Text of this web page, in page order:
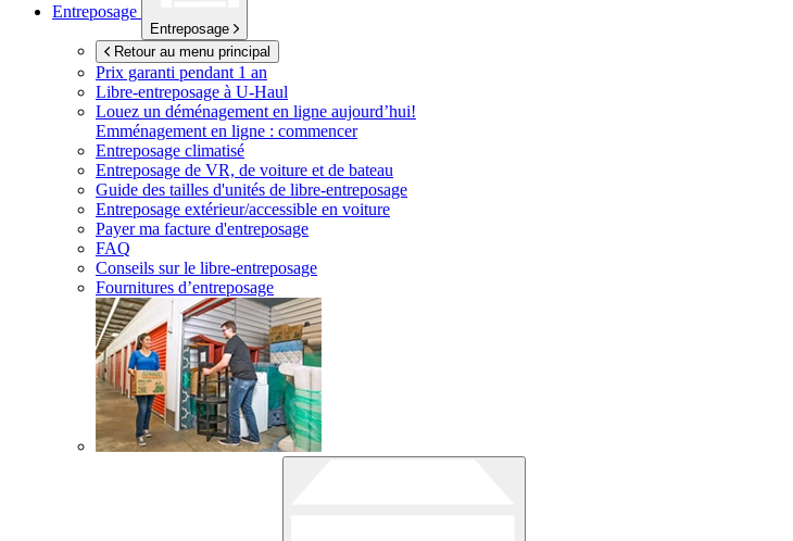
Entreposage
Entreposage
Retour au menu principal
Prix garanti pendant 1 an
Libre-entreposage à U-Haul
Louez un déménagement en ligne aujourd’hui!
Emménagement en ligne : commencer
Entreposage climatisé
Entreposage de VR, de voiture et de bateau
Guide des tailles d'unités de libre-entreposage
Entreposage extérieur/accessible en voiture
Payer ma facture d'entreposage
FAQ
Conseils sur le libre-entreposage
Fournitures d’entreposage